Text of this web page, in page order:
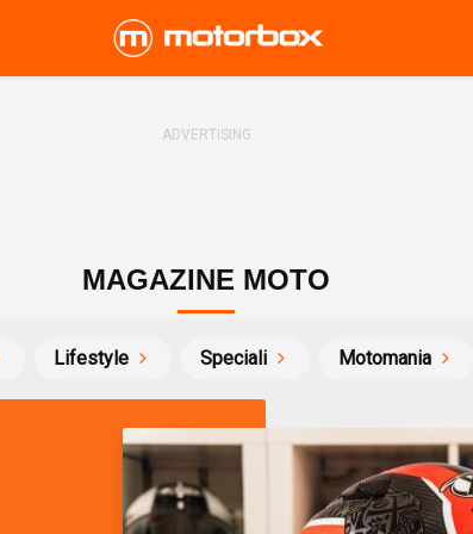
MAGAZINE MOTO
Lifestyle Speciali Motomania